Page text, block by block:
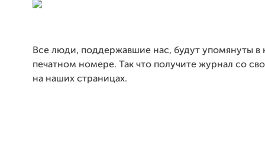
Все люди, поддержавшие нас, будут упомянуты в
печатном номере. Так что получите журнал со
на наших страницах.